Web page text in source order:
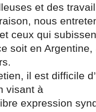
et des
nous
ceux qui
soit en
il est difficile
visant à
expression